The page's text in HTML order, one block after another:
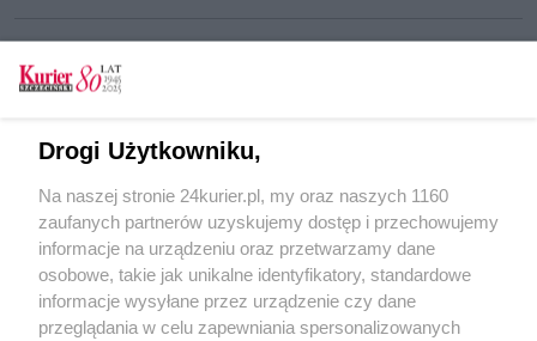
Sąd: Jacek Piechota nie skłamał
Proces Piechoty do powtórki
Powtórka procesu Piechoty
POGODA
Drogi Użytkowniku,
Na naszej stronie 24kurier.pl, my oraz naszych 1160
zaufanych partnerów uzyskujemy dostęp i przechowujemy
informacje na urządzeniu oraz przetwarzamy dane
osobowe, takie jak unikalne identyfikatory, standardowe
informacje wysyłane przez urządzenie czy dane
przeglądania w celu zapewniania spersonalizowanych